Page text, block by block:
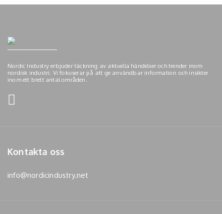
Nordic Industry erbjuder täckning av aktuella händelser och trender inom
nordisk industri. Vi fokuserar på att ge användbar information och insikter
inom ett brett antal områden.
Kontakta oss
info@nordicindustry.net